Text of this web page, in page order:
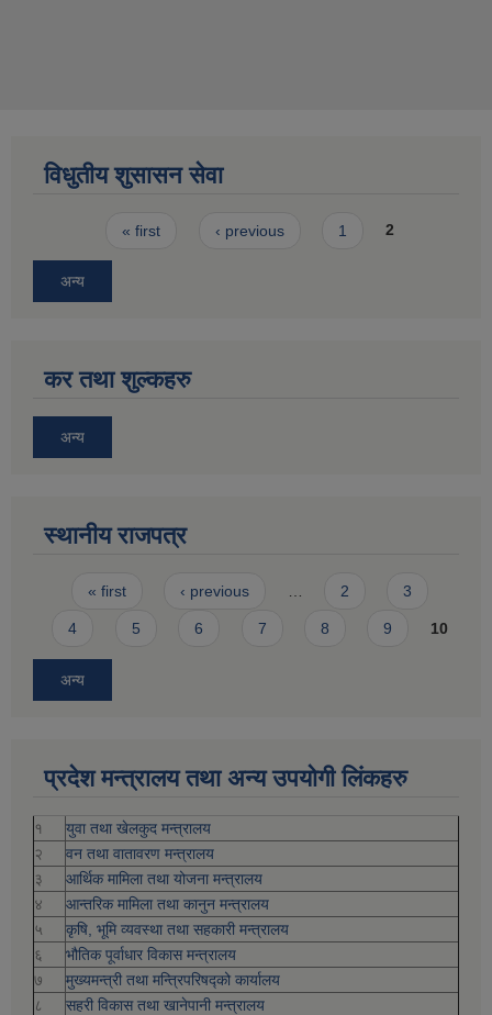
विधुतीय शुसासन सेवा
Pages« first ‹ previous 1 2
अन्य
कर तथा शुल्कहरु
अन्य
स्थानीय राजपत्र
Pages
« first ‹ previous 2 3
4 5 6 7 8 9 10
अन्य
प्रदेश मन्त्रालय तथा अन्य उपयोगी लिंकहरु
१
युवा तथा खेलकुद मन्त्रालय
२
वन तथा वातावरण मन्त्रालय
३
आर्थिक मामिला तथा योजना मन्त्रालय
४
आन्तरिक मामिला तथा कानुन मन्त्रालय
५
कृषि, भूमि व्यवस्था तथा सहकारी मन्त्रालय
६
भौतिक पूर्वाधार विकास मन्त्रालय
७
मुख्यमन्त्री तथा मन्त्रिपरिषद्को कार्यालय
८
सहरी विकास तथा खानेपानी मन्त्रालय